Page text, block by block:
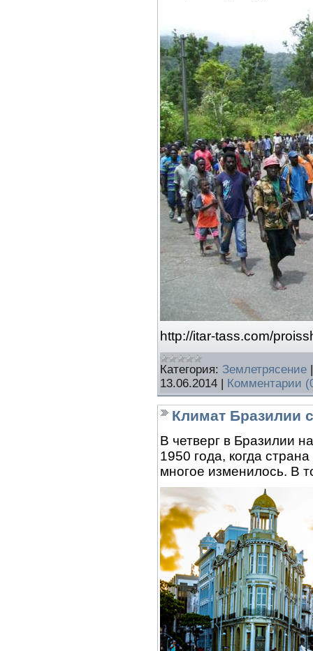
http://itar-tass.com/
Категория: Землетрясение
13.06.2014
Комментарии
Климат Бразилии
В четверг в Бразилии
1950 года, когда
многое изменилось. В